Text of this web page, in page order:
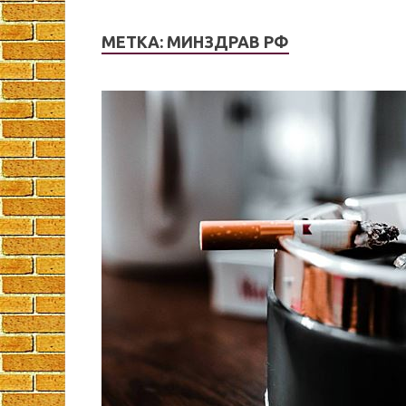
МЕТКА: МИНЗДРАВ РФ